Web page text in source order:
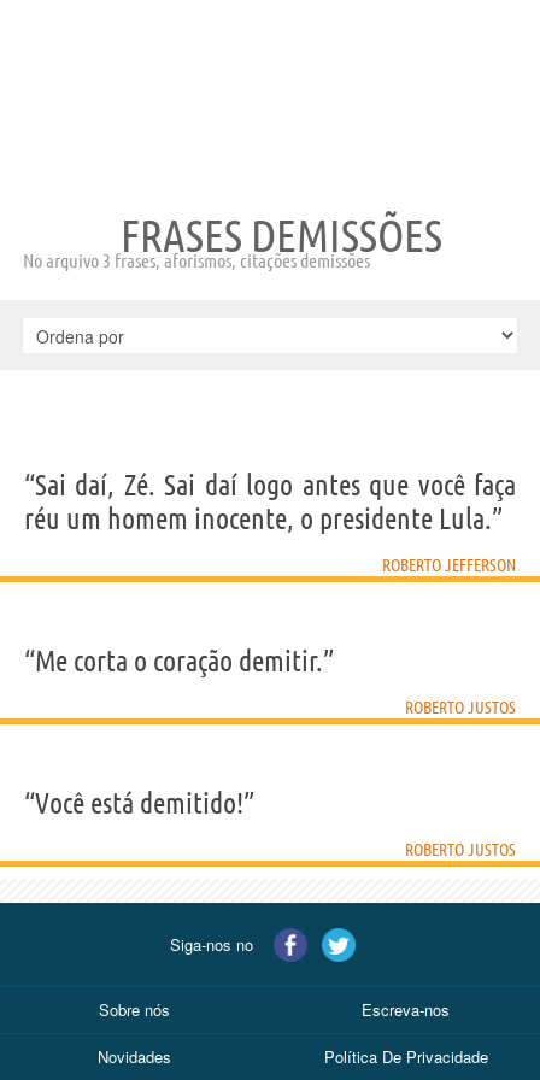
FRASES DEMISSÕES
No arquivo 3 frases, aforismos, citações demissões
“Sai daí, Zé. Sai daí logo antes que você faça
réu um homem inocente, o presidente Lula.”
ROBERTO JEFFERSON
“Me corta o coração demitir.”
ROBERTO JUSTOS
“Você está demitido!”
ROBERTO JUSTOS
Siga-nos no
Sobre nós Escreva-nos
Novidades Política De Privacidade